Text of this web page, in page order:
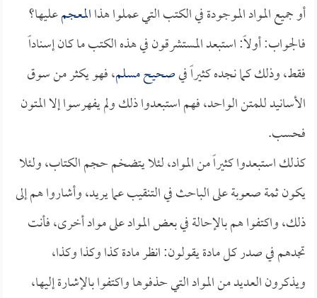
أو جميع المواد الموجودة في الكتب التي عملوا هذاالمعجمعليها؟
فالجواب: أولاً: استبعد المستشرقون في هذه الكتب ما كان إسناداً
فقط، وذلك كما نجده كثيراً فيصحيح مسلم، فهو يكثر من سوق
الأسانيد للمتن الواحد، فهم استبعدوا ذلك ولم يفهرسوا إلا المتون
فحسب.
كذلك استبعدوا كثيراً من المواد، لئلا يتضخم حجم الكتاب، ولئلا
يكون ثمة صعوبة على الباحث في التنقيب عما يريد، وأشاروا هم إلى
ذلك، واكتفوا هم بالإحالة في بعض المواد على مواد أخرى، فأنت
تجدهم في صدر كل مادة يقولون: انظر مادة كذا وكذا وكذا،
ويذكرون العديد من المواد التي حذفوها واكتفوا بالإشارة إليها،